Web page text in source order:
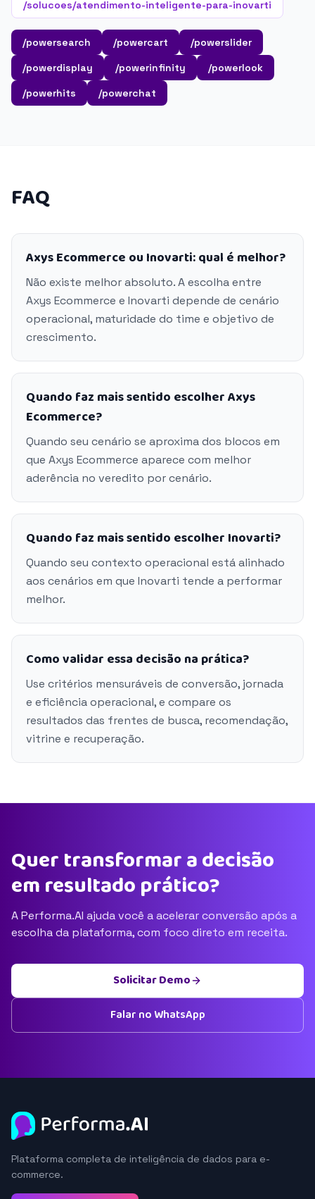
/solucoes/atendimento-inteligente-para-inovarti
/powersearch /powercart
/powerslider
/powerdisplay
/powerinfinity
/powerlook
/powerhits
/powerchat
FAQ
Axys Ecommerce ou Inovarti: qual é melhor?
Não existe melhor absoluto. A escolha entre
Axys Ecommerce e Inovarti depende de cenário
operacional, maturidade do time e objetivo de
crescimento.
Quando faz mais sentido escolher Axys
Ecommerce?
Quando seu cenário se aproxima dos blocos em
que Axys Ecommerce aparece com melhor
aderência no veredito por cenário.
Quando faz mais sentido escolher Inovarti?
Quando seu contexto operacional está alinhado
aos cenários em que Inovarti tende a performar
melhor.
Como validar essa decisão na prática?
Use critérios mensuráveis de conversão, jornada
e eficiência operacional, e compare os
resultados das frentes de busca, recomendação,
vitrine e recuperação.
Quer transformar a decisão
em resultado prático?
A Performa.AI ajuda você a acelerar conversão após a
escolha da plataforma, com foco direto em receita.
Solicitar Demo
Falar no WhatsApp
Plataforma completa de inteligência de dados para e-
commerce.